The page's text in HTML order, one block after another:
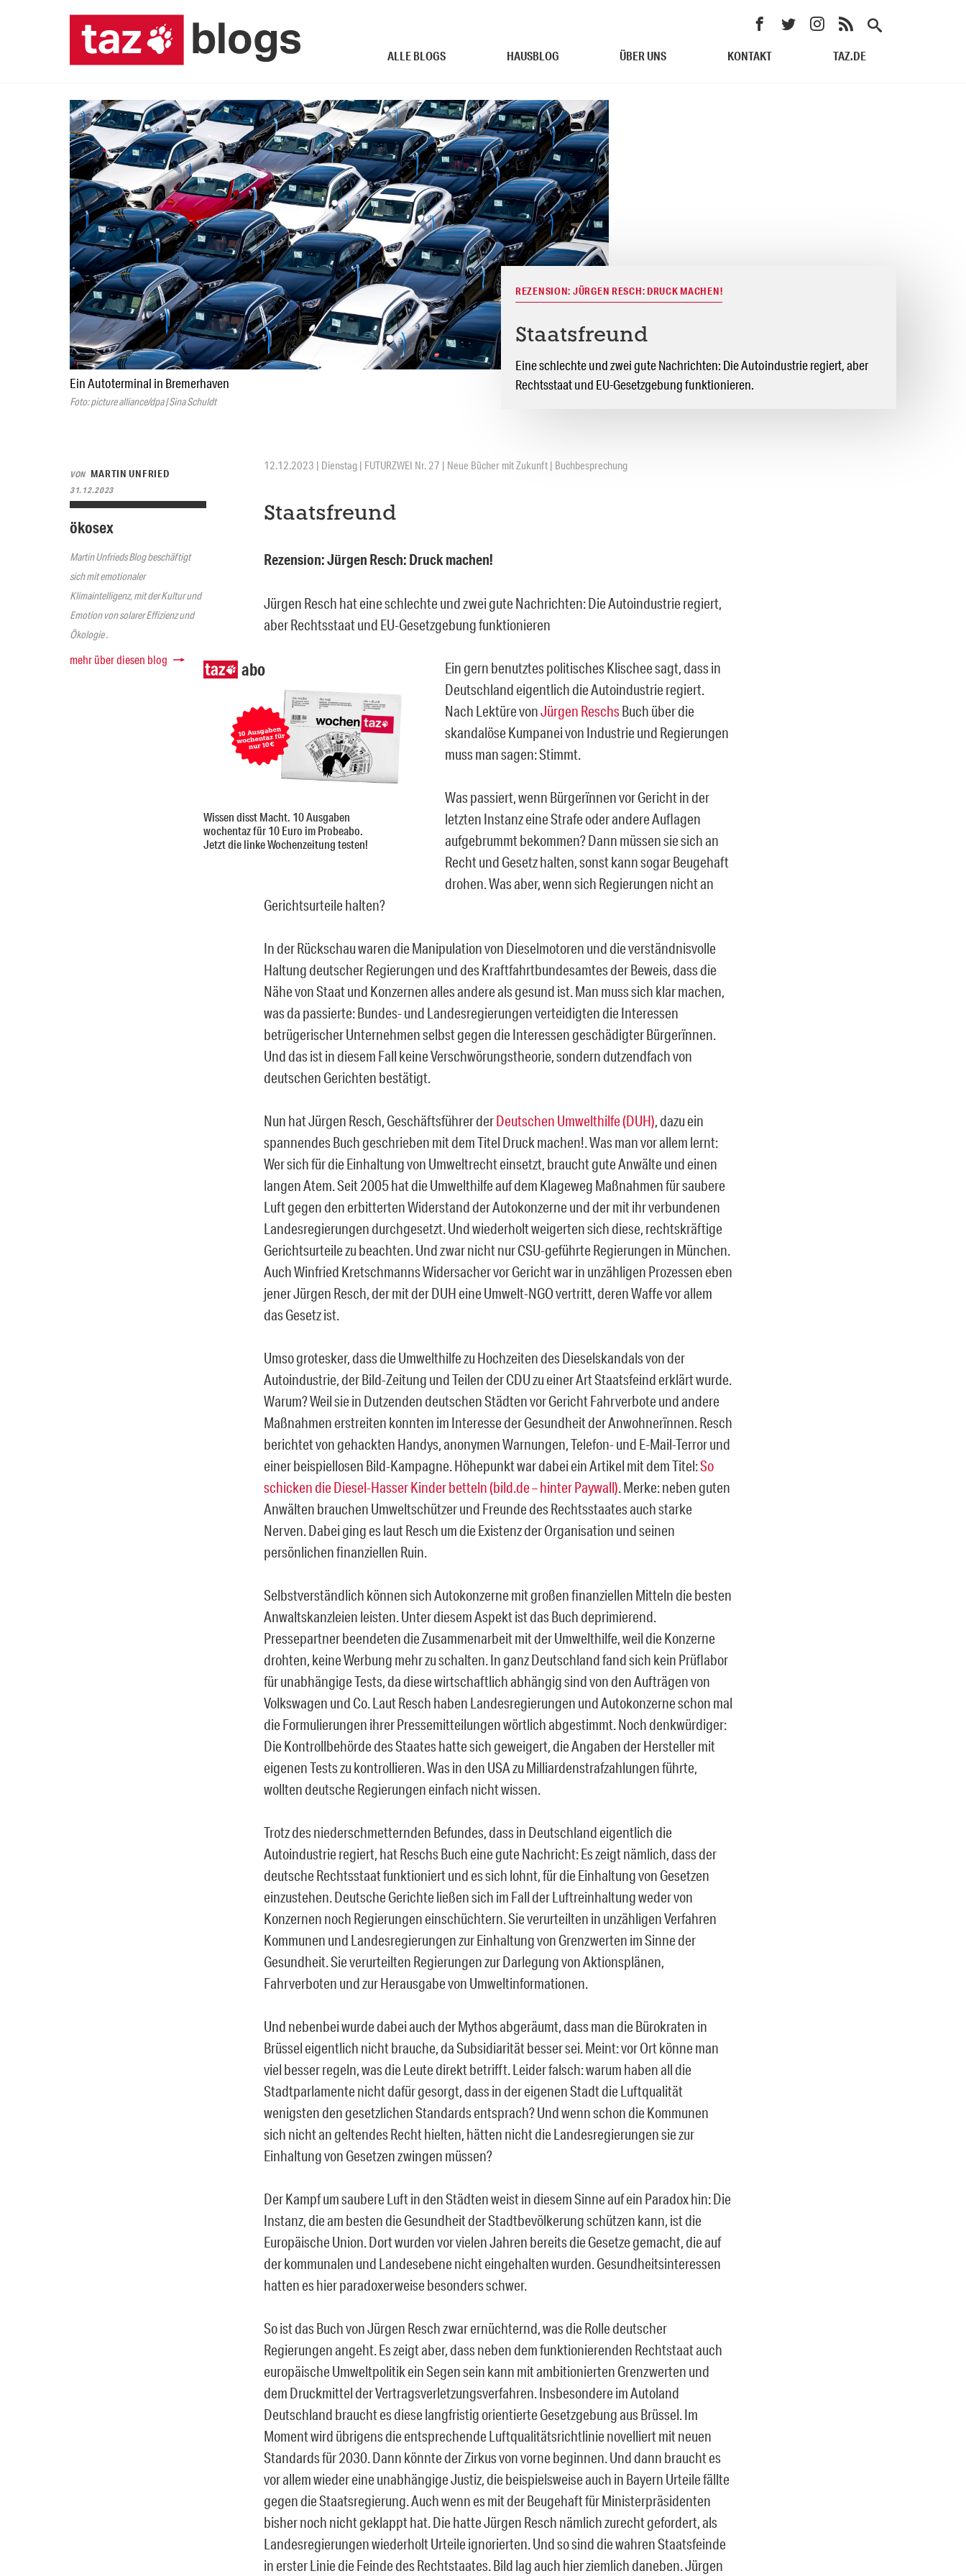
ALLE BLOGS HAUSBLOG ÜBER UNS KONTAKT TAZ.DE
Ein Autoterminal in Bremerhaven
Foto: picture alliance/dpa | Sina Schuldt
REZENSION: JÜRGEN RESCH: DRUCK MACHEN!
Staatsfreund
Eine schlechte und zwei gute Nachrichten: Die Autoindustrie regiert, aber
Rechtsstaat und EU-Gesetzgebung funktionieren.
VON MARTIN UNFRIED
31.12.2023
ökosex
Martin Unfrieds Blog beschäftigt
sich mit emotionaler
Klimaintelligenz, mit der Kultur und
Emotion von solarer Effizienz und
Ökologie .
mehr über diesen blog
12.12.2023 | Dienstag | FUTURZWEI Nr. 27 | Neue Bücher mit Zukunft | Buchbesprechung
Staatsfreund
Rezension: Jürgen Resch: Druck machen!
Jürgen Resch hat eine schlechte und zwei gute Nachrichten: Die Autoindustrie regiert,
aber Rechtsstaat und EU-Gesetzgebung funktionieren
abo
Wissen disst Macht. 10 Ausgaben
wochentaz für 10 Euro im Probeabo.
Jetzt die linke Wochenzeitung testen!
Ein gern benutztes politisches Klischee sagt, dass in
Deutschland eigentlich die Autoindustrie regiert.
Nach Lektüre vonJürgen ReschsBuch über die
skandalöse Kumpanei von Industrie und Regierungen
muss man sagen: Stimmt.
Was passiert, wenn Bürgerïnnen vor Gericht in der
letzten Instanz eine Strafe oder andere Auflagen
aufgebrummt bekommen? Dann müssen sie sich an
Recht und Gesetz halten, sonst kann sogar Beugehaft
drohen. Was aber, wenn sich Regierungen nicht an
Gerichtsurteile halten?
In der Rückschau waren die Manipulation von Dieselmotoren und die verständnisvolle
Haltung deutscher Regierungen und des Kraftfahrtbundesamtes der Beweis, dass die
Nähe von Staat und Konzernen alles andere als gesund ist. Man muss sich klar machen,
was da passierte: Bundes- und Landesregierungen verteidigten die Interessen
betrügerischer Unternehmen selbst gegen die Interessen geschädigter Bürgerïnnen.
Und das ist in diesem Fall keine Verschwörungstheorie, sondern dutzendfach von
deutschen Gerichten bestätigt.
Nun hat Jürgen Resch, Geschäftsführer derDeutschen Umwelthilfe (DUH), dazu ein
spannendes Buch geschrieben mit dem Titel Druck machen!. Was man vor allem lernt:
Wer sich für die Einhaltung von Umweltrecht einsetzt, braucht gute Anwälte und einen
langen Atem. Seit 2005 hat die Umwelthilfe auf dem Klageweg Maßnahmen für saubere
Luft gegen den erbitterten Widerstand der Autokonzerne und der mit ihr verbundenen
Landesregierungen durchgesetzt. Und wiederholt weigerten sich diese, rechtskräftige
Gerichtsurteile zu beachten. Und zwar nicht nur CSU-geführte Regierungen in München.
Auch Winfried Kretschmanns Widersacher vor Gericht war in unzähligen Prozessen eben
jener Jürgen Resch, der mit der DUH eine Umwelt-NGO vertritt, deren Waffe vor allem
das Gesetz ist.
Umso grotesker, dass die Umwelthilfe zu Hochzeiten des Dieselskandals von der
Autoindustrie, der Bild-Zeitung und Teilen der CDU zu einer Art Staatsfeind erklärt wurde.
Warum? Weil sie in Dutzenden deutschen Städten vor Gericht Fahrverbote und andere
Maßnahmen erstreiten konnten im Interesse der Gesundheit der Anwohnerïnnen. Resch
berichtet von gehackten Handys, anonymen Warnungen, Telefon- und E-Mail-Terror und
einer beispiellosen Bild-Kampagne. Höhepunkt war dabei ein Artikel mit dem Titel:So
schicken die Diesel-Hasser Kinder betteln (bild.de – hinter Paywall). Merke: neben guten
Anwälten brauchen Umweltschützer und Freunde des Rechtsstaates auch starke
Nerven. Dabei ging es laut Resch um die Existenz der Organisation und seinen
persönlichen finanziellen Ruin.
Selbstverständlich können sich Autokonzerne mit großen finanziellen Mitteln die besten
Anwaltskanzleien leisten. Unter diesem Aspekt ist das Buch deprimierend.
Pressepartner beendeten die Zusammenarbeit mit der Umwelthilfe, weil die Konzerne
drohten, keine Werbung mehr zu schalten. In ganz Deutschland fand sich kein Prüflabor
für unabhängige Tests, da diese wirtschaftlich abhängig sind von den Aufträgen von
Volkswagen und Co. Laut Resch haben Landesregierungen und Autokonzerne schon mal
die Formulierungen ihrer Pressemitteilungen wörtlich abgestimmt. Noch denkwürdiger:
Die Kontrollbehörde des Staates hatte sich geweigert, die Angaben der Hersteller mit
eigenen Tests zu kontrollieren. Was in den USA zu Milliardenstrafzahlungen führte,
wollten deutsche Regierungen einfach nicht wissen.
Trotz des niederschmetternden Befundes, dass in Deutschland eigentlich die
Autoindustrie regiert, hat Reschs Buch eine gute Nachricht: Es zeigt nämlich, dass der
deutsche Rechtsstaat funktioniert und es sich lohnt, für die Einhaltung von Gesetzen
einzustehen. Deutsche Gerichte ließen sich im Fall der Luftreinhaltung weder von
Konzernen noch Regierungen einschüchtern. Sie verurteilten in unzähligen Verfahren
Kommunen und Landesregierungen zur Einhaltung von Grenzwerten im Sinne der
Gesundheit. Sie verurteilten Regierungen zur Darlegung von Aktionsplänen,
Fahrverboten und zur Herausgabe von Umweltinformationen.
Und nebenbei wurde dabei auch der Mythos abgeräumt, dass man die Bürokraten in
Brüssel eigentlich nicht brauche, da Subsidiarität besser sei. Meint: vor Ort könne man
viel besser regeln, was die Leute direkt betrifft. Leider falsch: warum haben all die
Stadtparlamente nicht dafür gesorgt, dass in der eigenen Stadt die Luftqualität
wenigsten den gesetzlichen Standards entsprach? Und wenn schon die Kommunen
sich nicht an geltendes Recht hielten, hätten nicht die Landesregierungen sie zur
Einhaltung von Gesetzen zwingen müssen?
Der Kampf um saubere Luft in den Städten weist in diesem Sinne auf ein Paradox hin: Die
Instanz, die am besten die Gesundheit der Stadtbevölkerung schützen kann, ist die
Europäische Union. Dort wurden vor vielen Jahren bereits die Gesetze gemacht, die auf
der kommunalen und Landesebene nicht eingehalten wurden. Gesundheitsinteressen
hatten es hier paradoxerweise besonders schwer.
So ist das Buch von Jürgen Resch zwar ernüchternd, was die Rolle deutscher
Regierungen angeht. Es zeigt aber, dass neben dem funktionierenden Rechtstaat auch
europäische Umweltpolitik ein Segen sein kann mit ambitionierten Grenzwerten und
dem Druckmittel der Vertragsverletzungsverfahren. Insbesondere im Autoland
Deutschland braucht es diese langfristig orientierte Gesetzgebung aus Brüssel. Im
Moment wird übrigens die entsprechende Luftqualitätsrichtlinie novelliert mit neuen
Standards für 2030. Dann könnte der Zirkus von vorne beginnen. Und dann braucht es
vor allem wieder eine unabhängige Justiz, die beispielsweise auch in Bayern Urteile fällte
gegen die Staatsregierung. Auch wenn es mit der Beugehaft für Ministerpräsidenten
bisher noch nicht geklappt hat. Die hatte Jürgen Resch nämlich zurecht gefordert, als
Landesregierungen wiederholt Urteile ignorierten. Und so sind die wahren Staatsfeinde
in erster Linie die Feinde des Rechtstaates. Bild lag auch hier ziemlich daneben. Jürgen